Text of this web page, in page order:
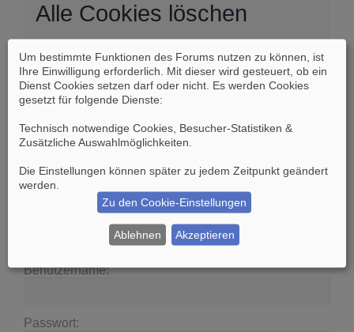
Alle Cookies löschen
Sind Sie sich sicher, dass Sie alle Cookies des
Boards löschen möchten?
SucheErweiterte Suche
Benutzername:
Passwort:
Um bestimmte Funktionen des Forums nutzen zu können, ist
Ihre Einwilligung erforderlich. Mit dieser wird gesteuert, ob ein
Dienst Cookies setzen darf oder nicht. Es werden Cookies
gesetzt für folgende Dienste:
Technisch notwendige Cookies, Besucher-Statistiken &
Zusätzliche Auswahlmöglichkeiten
Die Einstellungen können später zu jedem Zeitpunkt geändert
werden.
Zu den Cookie-Einstellungen
Ablehnen Akzeptieren